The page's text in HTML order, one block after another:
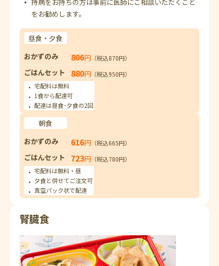
をお勧めします。
昼食・夕食
おかずのみ
806円 （税込870円）
ごはんセット 880円 （税込950円）
宅配料は無料
1食から配達可
配達は昼食･夕食の2回
朝食
おかずのみ
616円 （税込665円）
ごはんセット 723円 （税込780円）
宅配料は無料・昼
夕食と併せてご注文可
真空パック状で配達
腎臓食